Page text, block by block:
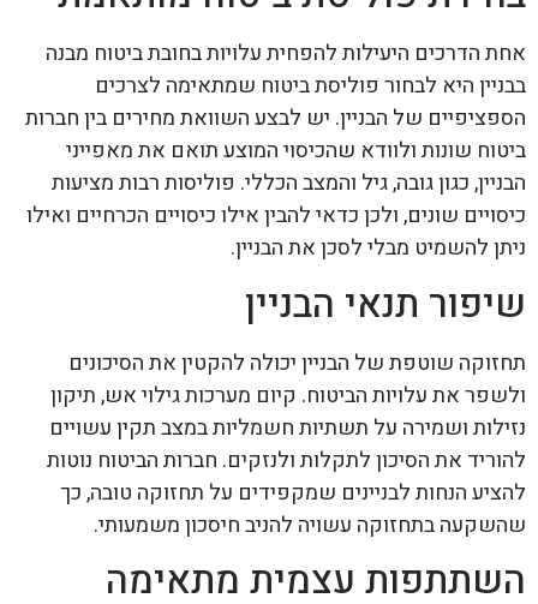
אחת הדרכים היעילות להפחית עלויות בחובת ביטוח מבנה
בבניין היא לבחור פוליסת ביטוח שמתאימה לצרכים
הספציפיים של הבניין. יש לבצע השוואת מחירים בין חברות
ביטוח שונות ולוודא שהכיסוי המוצע תואם את מאפייני
הבניין, כגון גובה, גיל והמצב הכללי. פוליסות רבות מציעות
כיסויים שונים, ולכן כדאי להבין אילו כיסויים הכרחיים ואילו
ניתן להשמיט מבלי לסכן את הבניין.
שיפור תנאי הבניין
תחזוקה שוטפת של הבניין יכולה להקטין את הסיכונים
ולשפר את עלויות הביטוח. קיום מערכות גילוי אש, תיקון
נזילות ושמירה על תשתיות חשמליות במצב תקין עשויים
להוריד את הסיכון לתקלות ולנזקים. חברות הביטוח נוטות
להציע הנחות לבניינים שמקפידים על תחזוקה טובה, כך
שהשקעה בתחזוקה עשויה להניב חיסכון משמעותי.
השתתפות עצמית מתאימה